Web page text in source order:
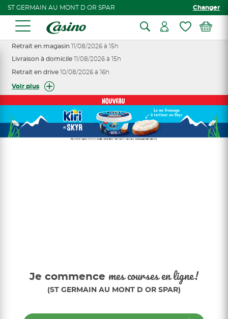
ST GERMAIN AU MONT D OR SPAR Changer
Retrait en magasin 11/08/2026 à 15h
Livraison à domicile 11/08/2026 à 15h
Retrait en drive 10/08/2026 à 16h
Voir plus
Je commence mes courses en ligne!
(ST GERMAIN AU MONT D OR SPAR)